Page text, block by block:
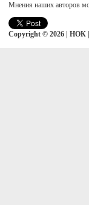
Мнения наших авторов
Copyright © 2026 | НОК